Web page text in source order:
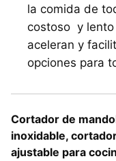
la comida de
costoso y lento
aceleran y
opciones para
Cortador de
inoxidable,
ajustable para